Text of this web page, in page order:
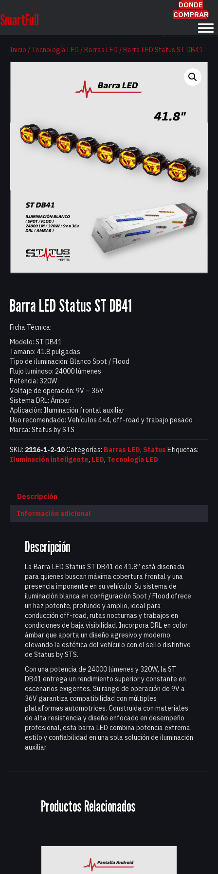
SmartFull
DONDE
COMPRAR
Inicio / Tecnología LED /Barras LED / Barra LED Status ST DB41
Barra LED Status ST DB41
Ficha Técnica:
Modelo: ST DB41
Tamaño: 41.8 pulgadas
Tipo de iluminación: Blanco Spot / Flood
Flujo luminoso: 24000 lúmenes
Potencia: 320W
Voltaje de operación: 9V – 36V
Sistema DRL: Ámbar
Aplicación: Iluminación frontal auxiliar
Uso recomendado: Vehículos 4×4, off-road y trabajo pesado
Marca: Status by STS
SKU: 2116-1-2-10Categorías: Barras LED, Status Etiquetas:
Iluminación inteligente, LED, Tecnología LED
Descripción
Información adicional
Descripción
La Barra LED Status ST DB41 de 41.8” está diseñada
para quienes buscan máxima cobertura frontal y una
presencia imponente en su vehículo. Su sistema de
iluminación blanca en configuración Spot / Flood ofrece
un haz potente, profundo y amplio, ideal para
conducción off-road, rutas nocturnas y trabajos en
condiciones de baja visibilidad. Incorpora DRL en color
ámbar que aporta un diseño agresivo y moderno,
elevando la estética del vehículo con el sello distintivo
de Status by STS.
Con una potencia de 24000 lúmenes y 320W, la ST
DB41 entrega un rendimiento superior y constante en
escenarios exigentes. Su rango de operación de 9V a
36V garantiza compatibilidad con múltiples
plataformas automotrices. Construida con materiales
de alta resistencia y diseño enfocado en desempeño
profesional, esta barra LED combina potencia extrema,
estilo y confiabilidad en una sola solución de iluminación
auxiliar.
Productos Relacionados